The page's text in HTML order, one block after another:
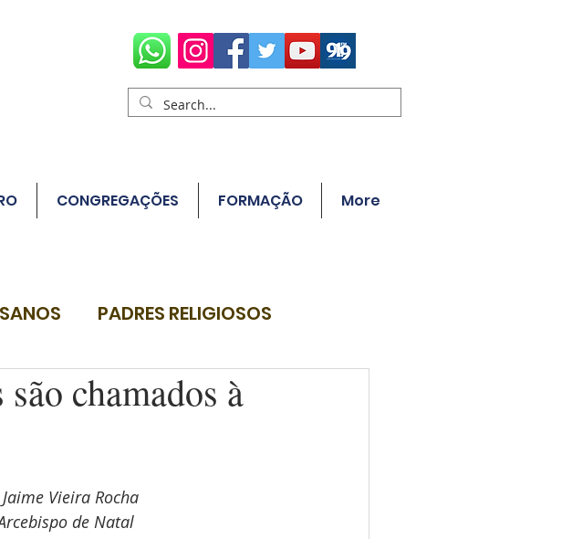
CONGREGAÇÕES FORMAÇÃO More
PADRES RELIGIOSOS
chamados à
Vieira Rocha
de Natal